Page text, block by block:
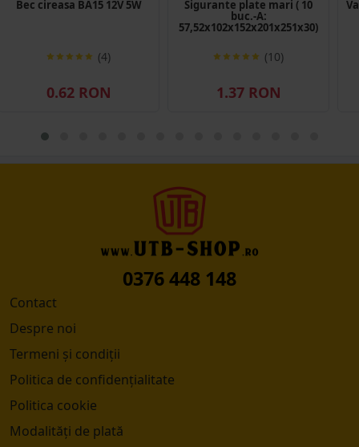
Bec cireasa BA15 12V 5W
(4)
0.62 RON
Sigurante plate mari ( 10
buc.-A:
57,52x102x152x201x251x30)
(10)
1.37 RON
0376 448 148
Contact
Despre noi
Termeni și condiții
Politica de confidențialitate
Politica cookie
Modalități de plată